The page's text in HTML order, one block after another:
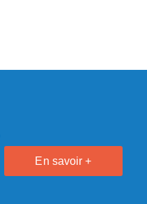
En savoir +